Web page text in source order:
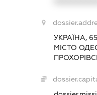
УКРАЇНА,
МІСТО